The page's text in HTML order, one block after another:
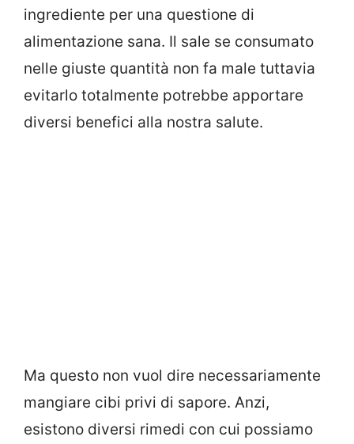
ingrediente per una questione di
alimentazione sana. Il sale se consumato
nelle giuste quantità non fa male tuttavia
evitarlo totalmente potrebbe apportare
diversi benefici alla nostra salute.
Ma questo non vuol dire necessariamente
mangiare cibi privi di sapore. Anzi,
esistono diversi rimedi con cui possiamo